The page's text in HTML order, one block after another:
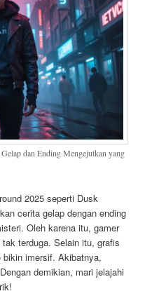
dan Ending Mengejutkan yang
2025 seperti Dusk
cerita gelap dengan ending
Oleh karena itu, gamer
terduga. Selain itu, grafis
imersif. Akibatnya,
demikian, mari jelajahi